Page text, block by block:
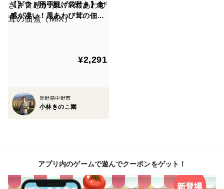
※キノコは必ず加熱してお召し上がりください。
【ギフト用手提げ袋付き】食
感が凄い！黒あわび茸の佃煮
¥2,291
長野県中野市
小林きのこ園
アプリ内のゲームで遊んでクーポンをゲット！